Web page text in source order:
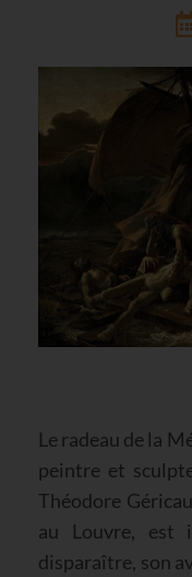
Le radeau de la
peintre et
Théodore
au Louvre, est
disparaître, son